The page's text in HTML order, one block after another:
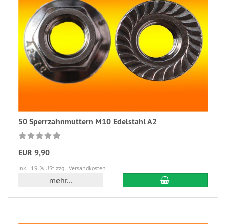
50 Sperrzahnmuttern M10 Edelstahl A2
EUR 9,90
inkl. 19 % USt zzgl. Versandkosten
mehr...